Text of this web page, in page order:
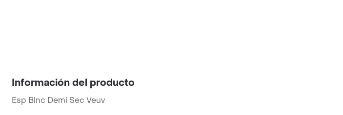
Información del producto
Esp Blnc Demi Sec Veuv